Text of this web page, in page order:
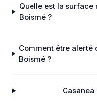
Quelle est la surface
Boismé ?
Comment être alerté
Boismé ?